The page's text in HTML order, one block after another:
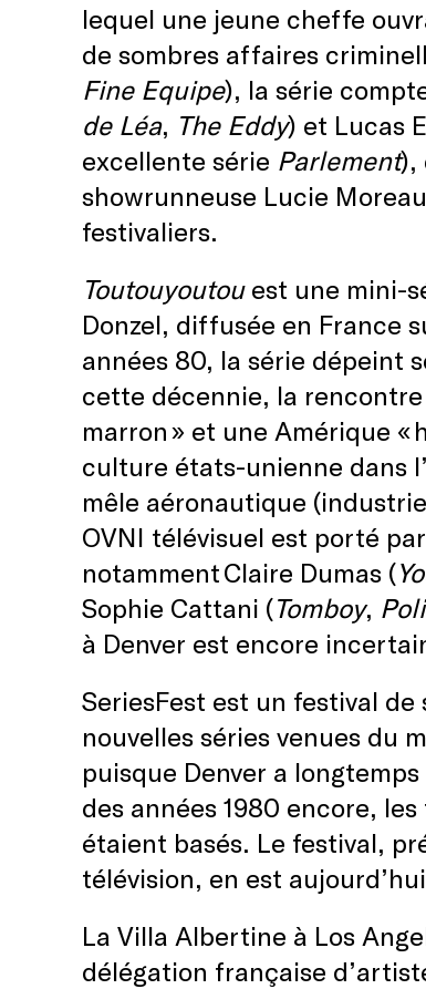
lequel une jeune cheffe
de sombres affaires
Fine Equipe), la série
de Léa, The Eddy) et Lucas
excellente série Parlement),
showrunneuse Lucie
festivaliers.
Toutouyoutouest une mini-
Donzel, diffusée en France
années 80, la série dépeint
cette décennie, la
marron » et une Amérique
culture états-unienne dans
mêle aéronautique
OVNI télévisuel est porté
notamment Claire Dumas (
Sophie Cattani (Tomboy,
à Denver est encore
SeriesFest est un festival
nouvelles séries venues du
puisque Denver a
des années 1980 encore,
étaient basés. Le festival,
télévision, en est
La Villa Albertine à Los
délégation française